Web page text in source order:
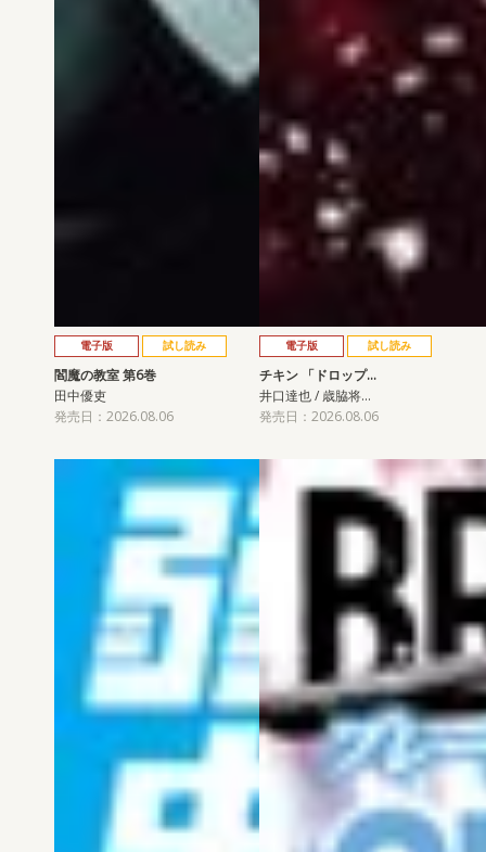
電子版 試し読み
閻魔の教室 第6巻
田中優吏
発売日：2026.08.06
電子版 試し読み
チキン 「ドロップ…
井口達也 / 歳脇将…
発売日：2026.08.06